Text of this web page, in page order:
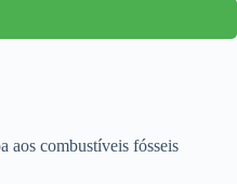
aos combustíveis fósseis